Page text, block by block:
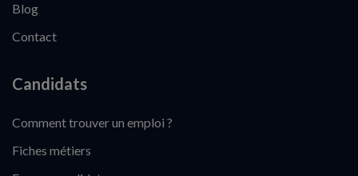
Blog
Contact
Candidats
Comment trouver un emploi ?
Fiches métiers